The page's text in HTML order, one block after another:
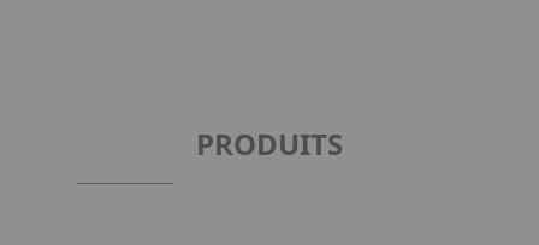
PRODUITS